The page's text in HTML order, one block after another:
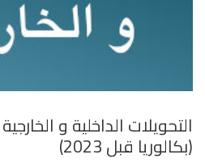
التحويلات الداخلية و
(بكالوريا قبل 2023)